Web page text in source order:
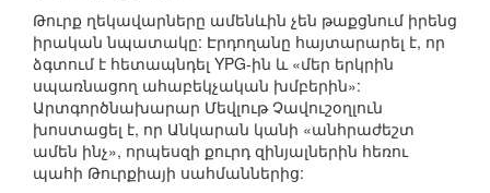
Թուրք ղեկավարները ամենևին չեն թաքցնում իրենց
իրական նպատակը: Էրդողանը հայտարարել է, որ
ձգտում է հետապնդել YPG-ին և «մեր երկրին
սպառնացող ահաբեկչական խմբերին»:
Արտգործնախարար Մեվլութ Չավուշօղլուն
խոստացել է, որ Անկարան կանի «անհրաժեշտ
ամեն ինչ», որպեսզի քուրդ զինյալներին հեռու
պահի Թուրքիայի սահմաններից: